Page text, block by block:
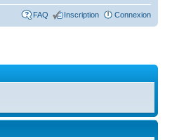
FAQ Inscription Connexion